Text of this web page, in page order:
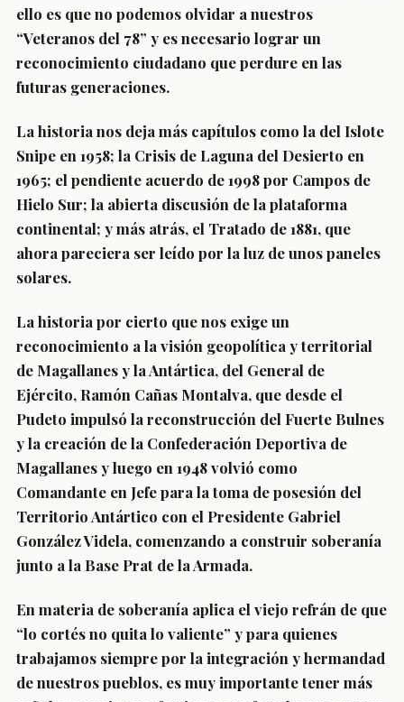
ello es que no podemos olvidar a nuestros
“Veteranos del 78” y es necesario lograr un
reconocimiento ciudadano que perdure en las
futuras generaciones.
La historia nos deja más capítulos como la del Islote
Snipe en 1958; la Crisis de Laguna del Desierto en
1965; el pendiente acuerdo de 1998 por Campos de
Hielo Sur; la abierta discusión de la plataforma
continental; y más atrás, el Tratado de 1881, que
ahora pareciera ser leído por la luz de unos paneles
solares.
La historia por cierto que nos exige un
reconocimiento a la visión geopolítica y territorial
de Magallanes y la Antártica, del General de
Ejército, Ramón Cañas Montalva, que desde el
Pudeto impulsó la reconstrucción del Fuerte Bulnes
y la creación de la Confederación Deportiva de
Magallanes y luego en 1948 volvió como
Comandante en Jefe para la toma de posesión del
Territorio Antártico con el Presidente Gabriel
González Videla, comenzando a construir soberanía
junto a la Base Prat de la Armada.
En materia de soberanía aplica el viejo refrán de que
“lo cortés no quita lo valiente” y para quienes
trabajamos siempre por la integración y hermandad
de nuestros pueblos, es muy importante tener más